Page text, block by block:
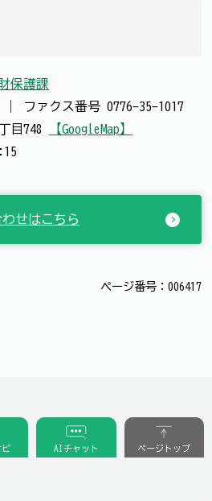
保護課
ファクス番号 0776-35-1017
目748
【GoogleMap】
せはこちら
ページ番号：006417
ビ AIチャット ページトップ